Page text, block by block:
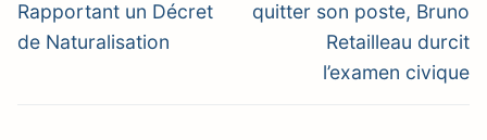
l’article
post:
Rapportant un Décret
de Naturalisation
post:
quitter son poste, Bruno
Retailleau durcit
l’examen civique